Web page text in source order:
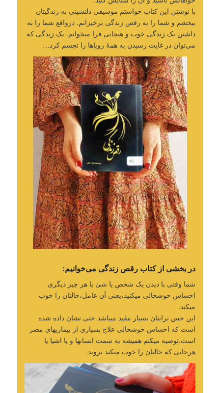
با نوشتن این کتاب خواستم موسیقی دلنشینی به زندگیتان
ببخشم و شما را به رقص زندگی برخیزانم. درواقع شما را به
داشتن یک زندگی خوب و هیجانی فرا میخوانم. یک زندگی که
می‌توان در غایت رسیدن به همۀ رویاها را تجسم کرد…
در بخشی از کتاب رقص زندگی می‌خوانیم:
شما وقتی با دیدن یک شخص یا شئ یا هر چیز دیگری
احساس خوشحالی میکنید،یعنی آن عامل،حالتان را خوب
میکند.
این حس برایتان بسیار مفید میباشد حتی نشان داده شده
است که احساس خوشحالی علاج بسیاری از بیماریهای مضر
است.توصیه میکنم همیشه به سمت انسانها و یا اشیا یا
هرجایی که حالتان را خوب میکند بروید.